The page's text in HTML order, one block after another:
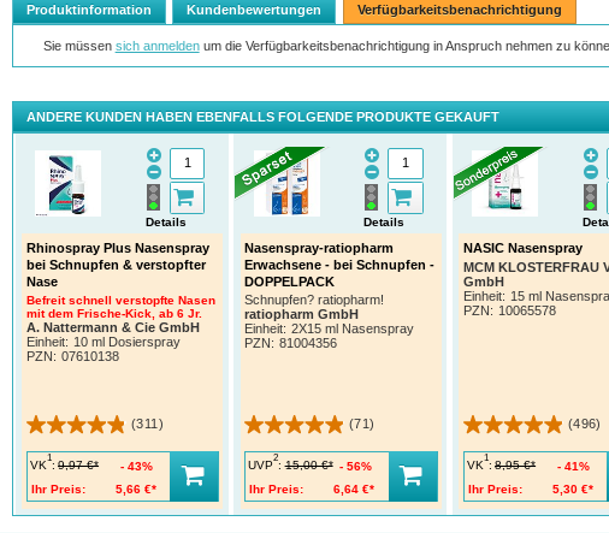
Produktinformation Kundenbewertungen Verfügbarkeitsbenachrichtigung
Sie müssen sich anmeldenum die Verfügbarkeitsbenachrichtigung in Anspruch nehmen zu
ANDERE KUNDEN HABEN EBENFALLS FOLGENDE PRODUKTE GEKAUFT
Rhinospray Plus Nasenspray
bei Schnupfen & verstopfter
Nase
Befreit schnell verstopfte Nasen
mit dem Frische-Kick, ab 6 Jr.
A. Nattermann & Cie GmbH
Einheit: 10 ml Dosierspray
PZN: 07610138
Details
(311)
VK
1
: 9,97 €*
Ihr Preis:
5,66 €*
43%
Nasenspray-ratiopharm
Erwachsene - bei Schnupfen -
DOPPELPACK
Schnupfen? ratiopharm!
ratiopharm GmbH
Einheit: 2X15 ml Nasenspray
PZN: 81004356
Details
(71)
UVP
2
: 15,00 €*
Ihr Preis:
6,64 €*
56%
NASIC Nasenspray
MCM KLOSTERFRAU
GmbH
Einheit: 15 ml
PZN: 10065578
(496)
VK
1
: 8,95 €*
Ihr Preis:
5,30 €*
41%